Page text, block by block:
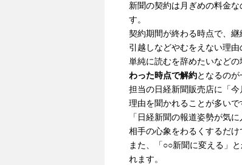
新聞の契約は月ぎめの料金
す。
契約期間が終わる時点で、継
引越しなどやむをえない理
単純に読むを辞めたいなど
わった時点で解約となるのが
担当の日経新聞販売店に「今
理由を聞かれることが多いで
「日経新聞の報道姿勢が気
相手の心象をわるくするだけ
また、「○○新聞に変える」
れます。